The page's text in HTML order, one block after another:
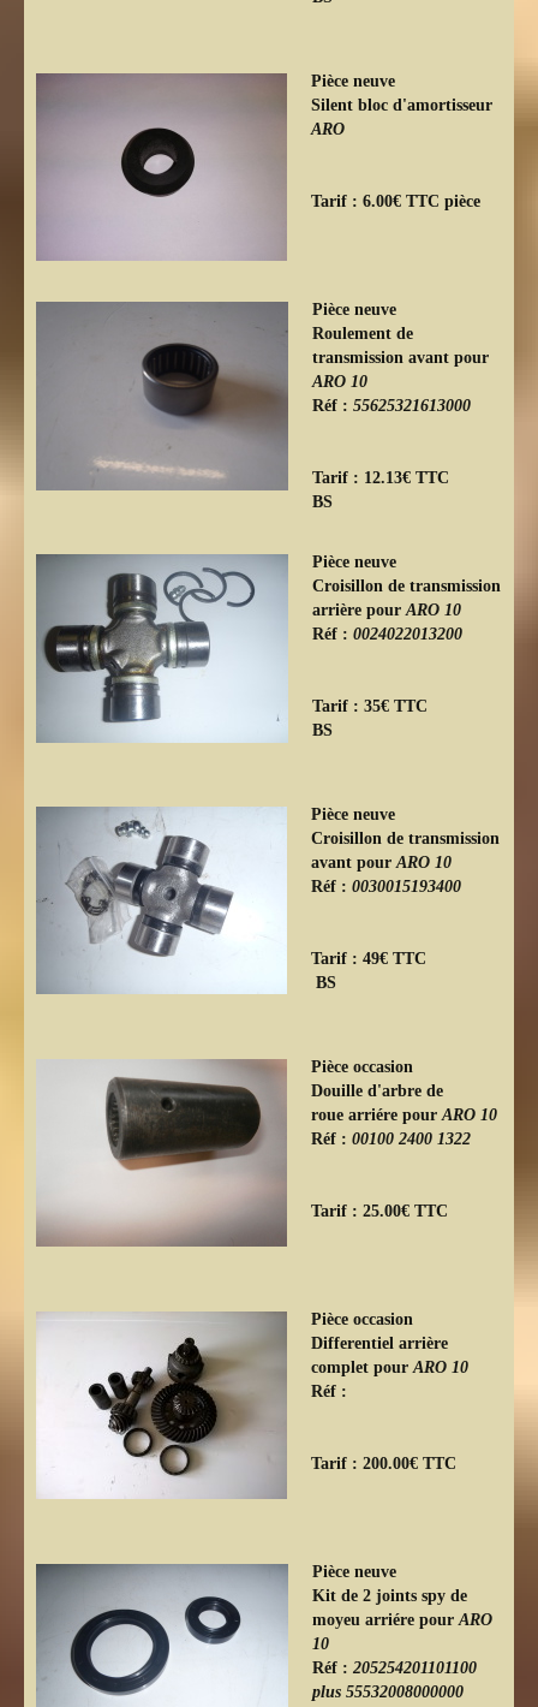
Pièce neuve
Silent bloc d'amortisseur
ARO
Tarif : 6.00€ TTC pièce
Pièce neuve
Roulement de
transmission avant pour
ARO 10
Réf : 55625321613000
Tarif : 12.13€ TTC
BS
Pièce neuve
Croisillon de transmission
arrière pour ARO 10
Réf : 0024022013200
Tarif : 35€ TTC
BS
Pièce neuve
Croisillon de transmission
avant pour ARO 10
Réf : 0030015193400
Tarif : 49€ TTC
BS
Pièce occasion
Douille d'arbre de
roue arriére pour ARO 10
Réf : 00100 2400 1322
Tarif : 25.00€ TTC
Pièce occasion
Differentiel arrière
complet pour ARO 10
Réf :
Tarif : 200.00€ TTC
Pièce neuve
Kit de 2 joints spy de
moyeu arriére pour ARO
10
Réf : 205254201101100
plus 55532008000000